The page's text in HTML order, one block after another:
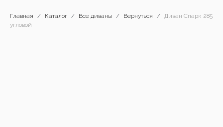
Главная Каталог Все диваны Вернуться
Диван Спарк 285
угловой